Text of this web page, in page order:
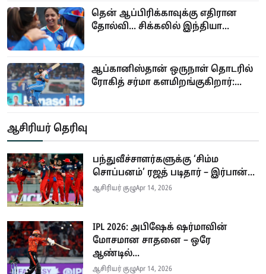
தென் ஆப்பிரிக்காவுக்கு எதிரான
தோல்வி... சிக்கலில் இந்தியா...
ஆப்கானிஸ்தான் ஒருநாள் தொடரில்
ரோகித் சர்மா களமிறங்குகிறார்:...
ஆசிரியர் தெரிவு
பந்துவீச்சாளர்களுக்கு ‘சிம்ம
சொப்பனம்’ ரஜத் படிதார் – இர்பான்...
ஆசிரியர் குழுApr 14, 2026
IPL 2026: அபிஷேக் ஷர்மாவின்
மோசமான சாதனை – ஒரே
ஆண்டில்...
ஆசிரியர் குழுApr 14, 2026